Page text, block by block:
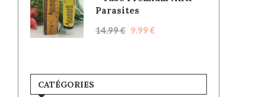
Parasites
14.99€ 9.99 €
CATÉGORIES